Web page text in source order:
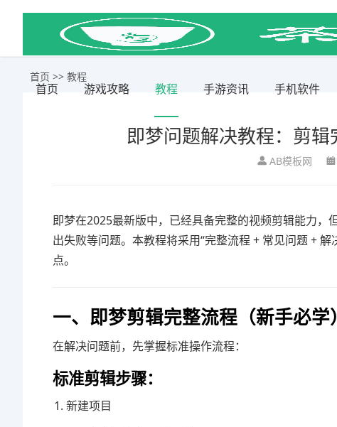
首页 游戏攻略 教程 手游资讯 手机软件
首页 >> 教程
即梦问题解决教程：剪辑
AB模板网
即梦在2025最新版中，已经具备完整的视频剪辑能力
出失败等问题。本教程将采用“完整流程 + 常见问题 +
点。
一、即梦剪辑完整流程（新手必学）
在解决问题前，先掌握标准操作流程：
标准剪辑步骤：
新建项目